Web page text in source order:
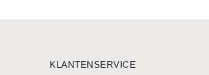
KLANTENSERVICE